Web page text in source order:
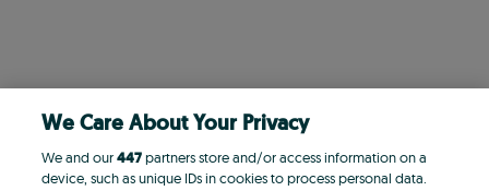
We Care About Your Privacy
We and our447partners store and/or access information on a
device, such as unique IDs in cookies to process personal data.